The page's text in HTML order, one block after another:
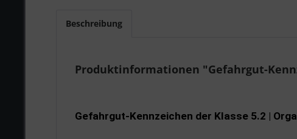
Beschreibung
Produktinformationen "Gefahrgut-
Gefahrgut-Kennzeichen der Klasse 5.2 |